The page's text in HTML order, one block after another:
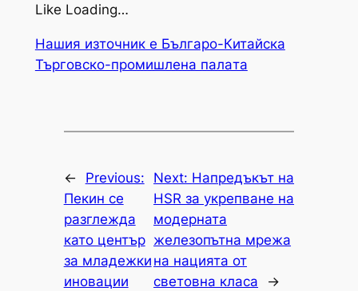
Like Loading…
Нашия източник е Българо-Китайска
Търговско-промишлена палaта
←
Previous:
Пекин се
разглежда
като център
за младежки
иновации
Next: Напредъкът на
HSR за укрепване на
модерната
железопътна мрежа
на нацията от
световна класа
→